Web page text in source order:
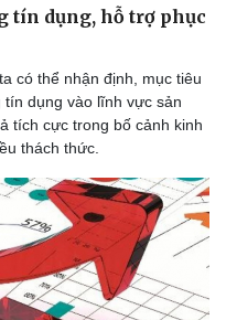
tín dụng, hỗ trợ phục
có thể nhận định, mục tiêu
dụng vào lĩnh vực sản
tích cực trong bố cảnh kinh
thách thức.